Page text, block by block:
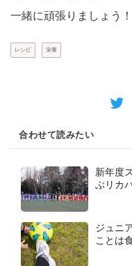
一緒に頑張りましょう！
レシピ 栄養
合わせて読みたい
新年度
ぶリカ
ジュニ
ことは